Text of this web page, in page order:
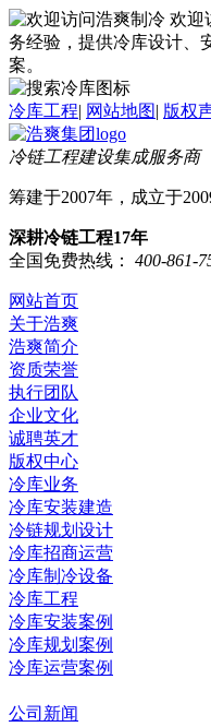
欢迎
务经验，提供冷库设计、
案。
冷库工程| 网站地图| 版权
冷链工程建设集成服务商
筹建于2007年，成立于
深耕冷链工程17年
全国免费热线：
400-861-
网站首页
关于浩爽
浩爽简介
资质荣誉
执行团队
企业文化
诚聘英才
版权中心
冷库业务
冷库安装建造
冷链规划设计
冷库招商运营
冷库制冷设备
冷库工程
冷库安装案例
冷库规划案例
冷库运营案例
公司新闻